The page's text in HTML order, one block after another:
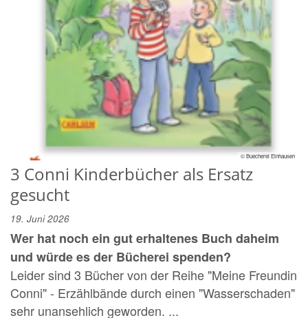
© Buecherei Einhausen
3 Conni Kinderbücher als Ersatz
gesucht
19. Juni 2026
Wer hat noch ein gut erhaltenes Buch daheim
und würde es der Bücherei spenden?
Leider sind 3 Bücher von der Reihe "Meine Freundin
Conni" - Erzählbände durch einen "Wasserschaden"
sehr unansehlich geworden. ...